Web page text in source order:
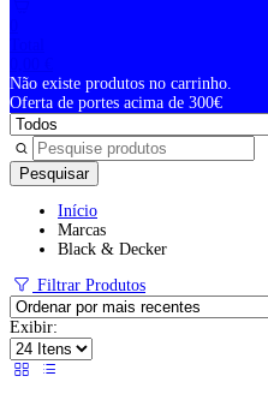
Não existe produtos no carrinho.
Oferta de portes acima de 300€
Pesquisar
Início
Marcas
Black & Decker
Filtrar Produtos
Exibir: